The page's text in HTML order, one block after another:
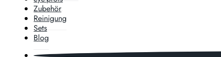
Zubehör
Reinigung
Sets
Blog